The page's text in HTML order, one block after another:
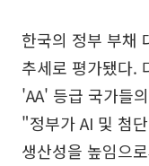
한국의 정부 부채
추세로 평가됐다.
'AA' 등급 국가들
"정부가 AI 및 첨
생산성을 높임으